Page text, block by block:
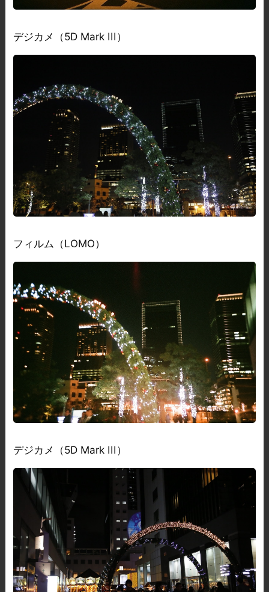
デジカメ（5D Mark III）
フィルム（LOMO）
デジカメ（5D Mark III）